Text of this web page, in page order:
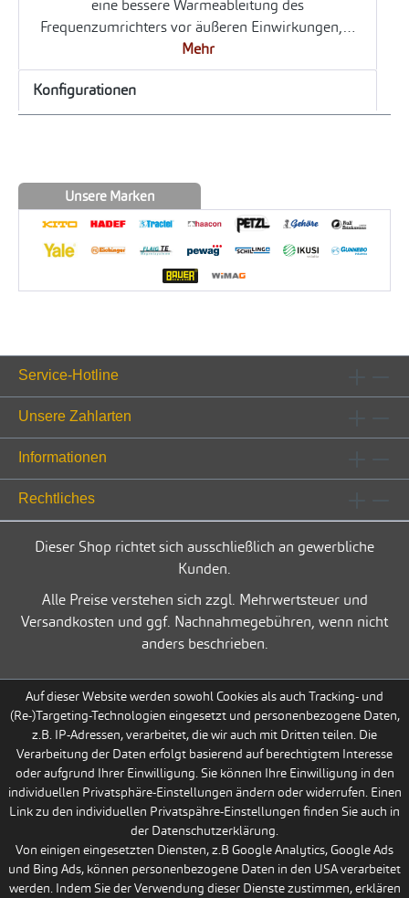
eine bessere Wärmeableitung des
Frequenzumrichters vor äußeren Einwirkungen,…
Mehr
Konfigurationen
Unsere Marken
Service-Hotline
Unsere Zahlarten
Informationen
Rechtliches
Dieser Shop richtet sich ausschließlich an gewerbliche
Kunden.
Alle Preise verstehen sich zzgl. Mehrwertsteuer und
Versandkosten und ggf. Nachnahmegebühren, wenn nicht
anders beschrieben.
Auf dieser Website werden sowohl Cookies als auch Tracking- und
(Re-)Targeting-Technologien eingesetzt und personenbezogene Daten,
z.B. IP-Adressen, verarbeitet, die wir auch mit Dritten teilen. Die
Verarbeitung der Daten erfolgt basierend auf berechtigtem Interesse
oder aufgrund Ihrer Einwilligung. Sie können Ihre Einwilligung in den
individuellen Privatsphäre-Einstellungen ändern oder widerrufen. Einen
Link zu den individuellen Privatspähre-Einstellungen finden Sie auch in
der Datenschutzerklärung.
Von einigen eingesetzten Diensten, z.B Google Analytics, Google Ads
und Bing Ads, können personenbezogene Daten in den USA verarbeitet
werden. Indem Sie der Verwendung dieser Dienste zustimmen, erklären